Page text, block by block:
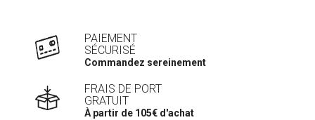
PAIEMENT
SÉCURISÉ
Commandez sereinement
FRAIS DE PORT
GRATUIT
À partir de 105€ d'achat